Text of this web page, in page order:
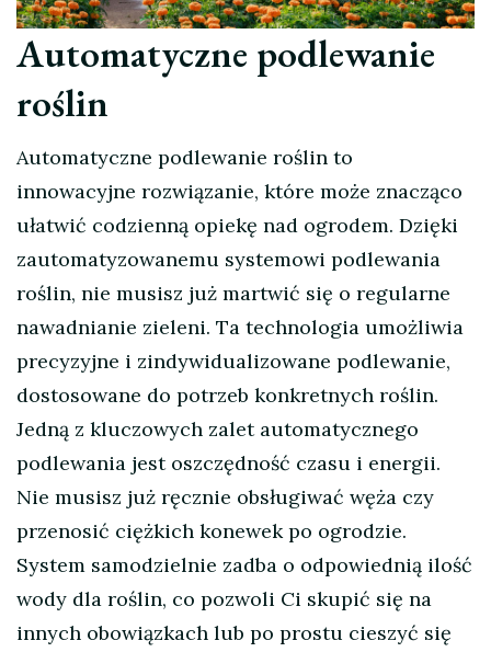
Automatyczne podlewanie
roślin
Automatyczne podlewanie roślin to
innowacyjne rozwiązanie, które może znacząco
ułatwić codzienną opiekę nad ogrodem. Dzięki
zautomatyzowanemu systemowi podlewania
roślin, nie musisz już martwić się o regularne
nawadnianie zieleni. Ta technologia umożliwia
precyzyjne i zindywidualizowane podlewanie,
dostosowane do potrzeb konkretnych roślin.
Jedną z kluczowych zalet automatycznego
podlewania jest oszczędność czasu i energii.
Nie musisz już ręcznie obsługiwać węża czy
przenosić ciężkich konewek po ogrodzie.
System samodzielnie zadba o odpowiednią ilość
wody dla roślin, co pozwoli Ci skupić się na
innych obowiązkach lub po prostu cieszyć się